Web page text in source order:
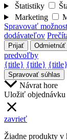
Štatistiky
Marketing
Spravovať
dodávateľov
Prijať Odmietnúť
predvoľby
{title} {title} {title}
Spravovať súhlas
Návrat hore
Uložiť objednávku
zavrieť
Žiadne produkty v